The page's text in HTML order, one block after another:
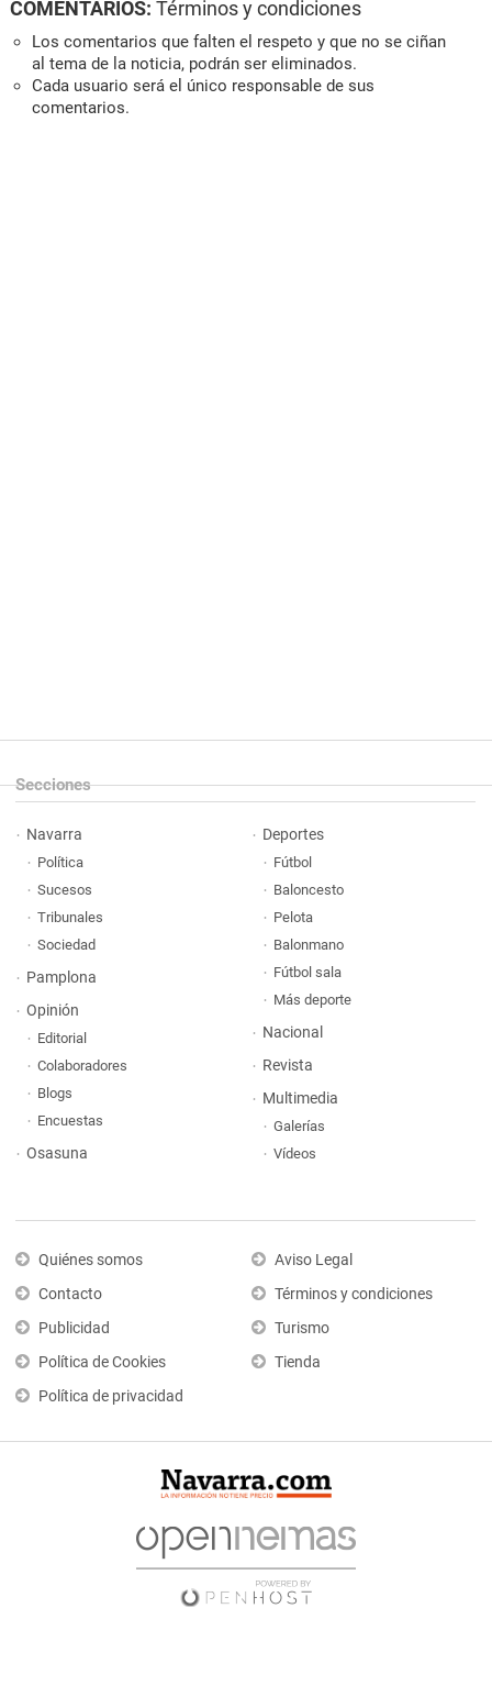
COMENTARIOS: Términos y condiciones
Los comentarios que falten el respeto y que no se ciñan
al tema de la noticia, podrán ser eliminados.
Cada usuario será el único responsable de sus
comentarios.
Secciones
Navarra
Política
Sucesos
Tribunales
Sociedad
Pamplona
Opinión
Editorial
Colaboradores
Blogs
Encuestas
Osasuna
Deportes
Fútbol
Baloncesto
Pelota
Balonmano
Fútbol sala
Más deporte
Nacional
Revista
Multimedia
Galerías
Vídeos
Quiénes somos
Contacto
Publicidad
Política de Cookies
Política de privacidad
Aviso Legal
Términos y condiciones
Turismo
Tienda